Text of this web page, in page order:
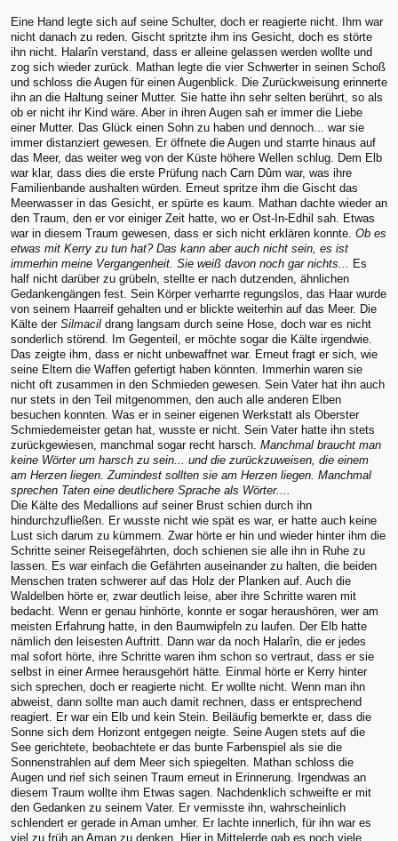
Eine Hand legte sich auf seine Schulter, doch er reagierte nicht. Ihm war
nicht danach zu reden. Gischt spritzte ihm ins Gesicht, doch es störte
ihn nicht. Halarîn verstand, dass er alleine gelassen werden wollte und
zog sich wieder zurück. Mathan legte die vier Schwerter in seinen Schoß
und schloss die Augen für einen Augenblick. Die Zurückweisung erinnerte
ihn an die Haltung seiner Mutter. Sie hatte ihn sehr selten berührt, so als
ob er nicht ihr Kind wäre. Aber in ihren Augen sah er immer die Liebe
einer Mutter. Das Glück einen Sohn zu haben und dennoch... war sie
immer distanziert gewesen. Er öffnete die Augen und starrte hinaus auf
das Meer, das weiter weg von der Küste höhere Wellen schlug. Dem Elb
war klar, dass dies die erste Prüfung nach Carn Dûm war, was ihre
Familienbande aushalten würden. Erneut spritze ihm die Gischt das
Meerwasser in das Gesicht, er spürte es kaum. Mathan dachte wieder an
den Traum, den er vor einiger Zeit hatte, wo er Ost-In-Edhil sah. Etwas
war in diesem Traum gewesen, dass er sich nicht erklären konnte. Ob es
etwas mit Kerry zu tun hat? Das kann aber auch nicht sein, es ist
immerhin meine Vergangenheit. Sie weiß davon noch gar nichts... Es
half nicht darüber zu grübeln, stellte er nach dutzenden, ähnlichen
Gedankengängen fest. Sein Körper verharrte regungslos, das Haar wurde
von seinem Haarreif gehalten und er blickte weiterhin auf das Meer. Die
Kälte der Silmacil drang langsam durch seine Hose, doch war es nicht
sonderlich störend. Im Gegenteil, er möchte sogar die Kälte irgendwie.
Das zeigte ihm, dass er nicht unbewaffnet war. Erneut fragt er sich, wie
seine Eltern die Waffen gefertigt haben könnten. Immerhin waren sie
nicht oft zusammen in den Schmieden gewesen. Sein Vater hat ihn auch
nur stets in den Teil mitgenommen, den auch alle anderen Elben
besuchen konnten. Was er in seiner eigenen Werkstatt als Oberster
Schmiedemeister getan hat, wusste er nicht. Sein Vater hatte ihn stets
zurückgewiesen, manchmal sogar recht harsch. Manchmal braucht man
keine Wörter um harsch zu sein... und die zurückzuweisen, die einem
am Herzen liegen. Zumindest sollten sie am Herzen liegen. Manchmal
sprechen Taten eine deutlichere Sprache als Wörter....
Die Kälte des Medallions auf seiner Brust schien durch ihn
hindurchzufließen. Er wusste nicht wie spät es war, er hatte auch keine
Lust sich darum zu kümmern. Zwar hörte er hin und wieder hinter ihm die
Schritte seiner Reisegefährten, doch schienen sie alle ihn in Ruhe zu
lassen. Es war einfach die Gefährten auseinander zu halten, die beiden
Menschen traten schwerer auf das Holz der Planken auf. Auch die
Waldelben hörte er, zwar deutlich leise, aber ihre Schritte waren mit
bedacht. Wenn er genau hinhörte, konnte er sogar heraushören, wer am
meisten Erfahrung hatte, in den Baumwipfeln zu laufen. Der Elb hatte
nämlich den leisesten Auftritt. Dann war da noch Halarîn, die er jedes
mal sofort hörte, ihre Schritte waren ihm schon so vertraut, dass er sie
selbst in einer Armee herausgehört hätte. Einmal hörte er Kerry hinter
sich sprechen, doch er reagierte nicht. Er wollte nicht. Wenn man ihn
abweist, dann sollte man auch damit rechnen, dass er entsprechend
reagiert. Er war ein Elb und kein Stein. Beiläufig bemerkte er, dass die
Sonne sich dem Horizont entgegen neigte. Seine Augen stets auf die
See gerichtete, beobachtete er das bunte Farbenspiel als sie die
Sonnenstrahlen auf dem Meer sich spiegelten. Mathan schloss die
Augen und rief sich seinen Traum erneut in Erinnerung. Irgendwas an
diesem Traum wollte ihm Etwas sagen. Nachdenklich schweifte er mit
den Gedanken zu seinem Vater. Er vermisste ihn, wahrscheinlich
schlendert er gerade in Aman umher. Er lachte innerlich, für ihn war es
viel zu früh an Aman zu denken. Hier in Mittelerde gab es noch viele